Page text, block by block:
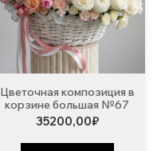
Цветочная композиция в
корзине большая №67
35200,00₽